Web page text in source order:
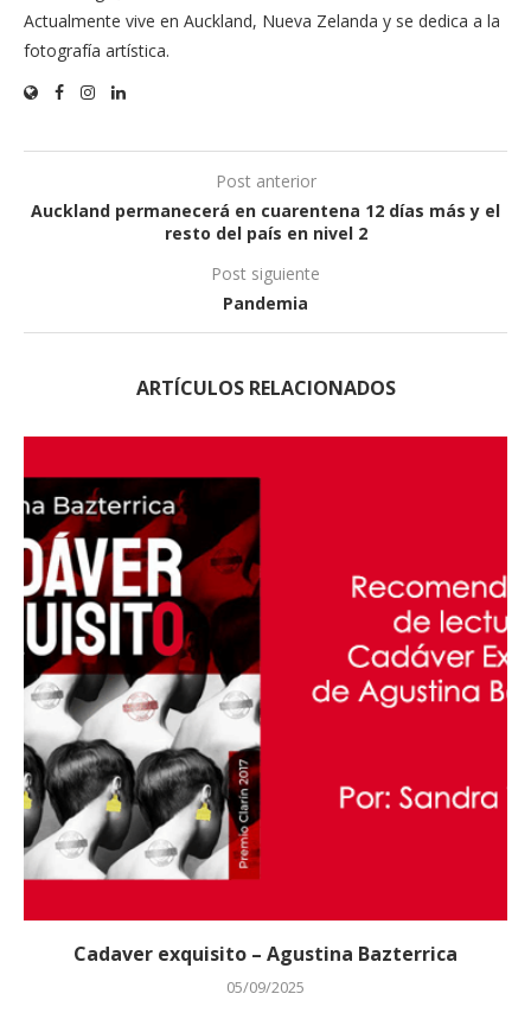
Actualmente vive en Auckland, Nueva Zelanda y se dedica a la
fotografía artística.
Post anterior
Auckland permanecerá en cuarentena 12 días más y el
resto del país en nivel 2
Post siguiente
Pandemia
ARTÍCULOS RELACIONADOS
Cadaver exquisito – Agustina Bazterrica
05/09/2025